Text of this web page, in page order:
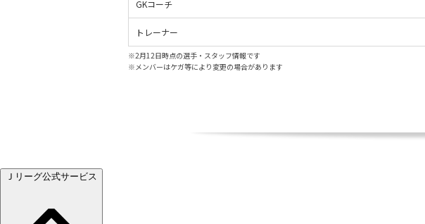
GKコーチ
トレーナー
※2月12日時点の選手・スタッフ情報です
※メンバーはケガ等により変更の場合があります